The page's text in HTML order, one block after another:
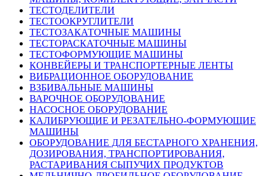
ТЕСТОДЕЛИТЕЛИ
ТЕСТООКРУГЛИТЕЛИ
ТЕСТОЗАКАТОЧНЫЕ МАШИНЫ
ТЕСТОРАСКАТОЧНЫЕ МАШИНЫ
ТЕСТОФОРМУЮЩИЕ МАШИНЫ
КОНВЕЙЕРЫ И ТРАНСПОРТЕРНЫЕ ЛЕНТЫ
ВИБРАЦИОННОЕ ОБОРУДОВАНИЕ
ВЗБИВАЛЬНЫЕ МАШИНЫ
ВАРОЧНОЕ ОБОРУДОВАНИЕ
НАСОСНОЕ ОБОРУДОВАНИЕ
КАЛИБРУЮЩИЕ И РЕЗАТЕЛЬНО-ФОРМУЮЩИЕ
МАШИНЫ
ОБОРУДОВАНИЕ ДЛЯ БЕСТАРНОГО ХРАНЕНИЯ,
ДОЗИРОВАНИЯ, ТРАНСПОРТИРОВАНИЯ,
РАСТАРИВАНИЯ СЫПУЧИХ ПРОДУКТОВ